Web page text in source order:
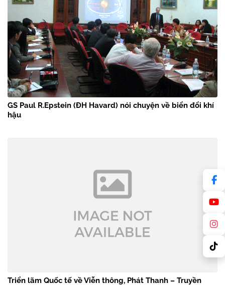
GS Paul R.Epstein (ĐH Havard) nói chuyện về biển đổi khí
hậu
Triển lãm Quốc tế về Viễn thông, Phát Thanh – Truyền